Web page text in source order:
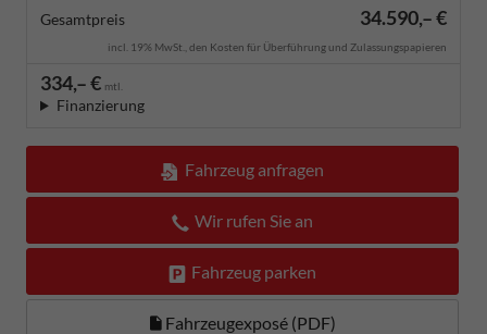
Gesamtpreis 34.590,– €
incl. 19% MwSt., den Kosten für Überführung und Zulassungspapieren
334,– € mtl.
Finanzierung
Fahrzeug anfragen
Wir rufen Sie an
Fahrzeug parken
Fahrzeugexposé (PDF)